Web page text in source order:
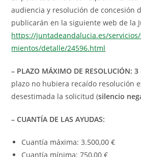
audiencia y resolución de concesión
publicarán en la siguiente web de la
https://juntadeandalucia.es/
mientos/detalle/24596.html
– PLAZO MÁXIMO DE RESOLUCIÓN: 3
plazo no hubiera recaído resolución
desestimada la solicitud (silencio
– CUANTÍA DE LAS AYUDAS:
Cuantía máxima: 3.500,00 €
Cuantía mínima: 750,00 €